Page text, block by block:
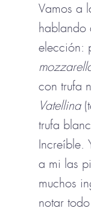
Vamos a
elección:
con trufa
Vatellina
trufa
Increíble.
a mi las
muchos
notar